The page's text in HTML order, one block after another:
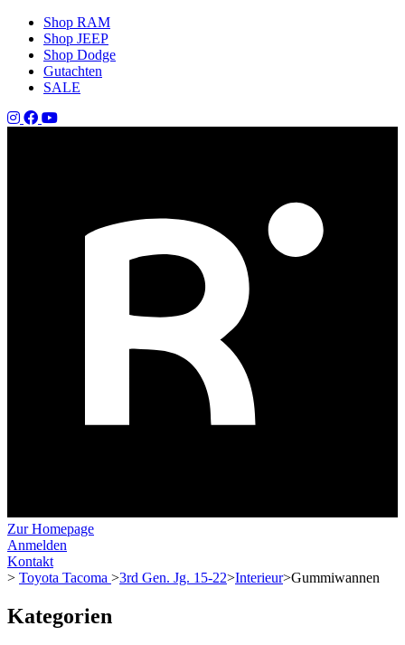
Shop RAM
Shop JEEP
Shop Dodge
Gutachten
SALE
Zur Homepage
Anmelden
Kontakt
> Toyota Tacoma >3rd Gen. Jg. 15-22>Interieur>Gummiwannen
Kategorien